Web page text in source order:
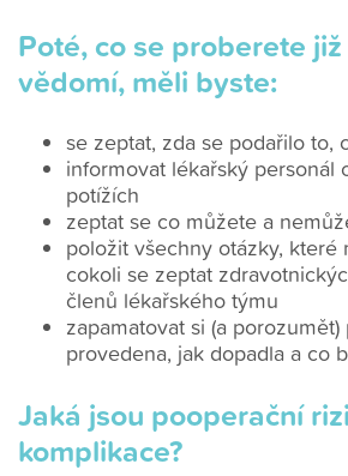
Poté, co se proberete
vědomí, měli byste:
se zeptat, zda se podařilo to,
informovat lékařský personál
potížích
zeptat se co můžete a
položit všechny otázky, které
cokoli se zeptat
členů lékařského týmu
zapamatovat si (a
provedena, jak dopadla a co
Jaká jsou pooperační
komplikace?